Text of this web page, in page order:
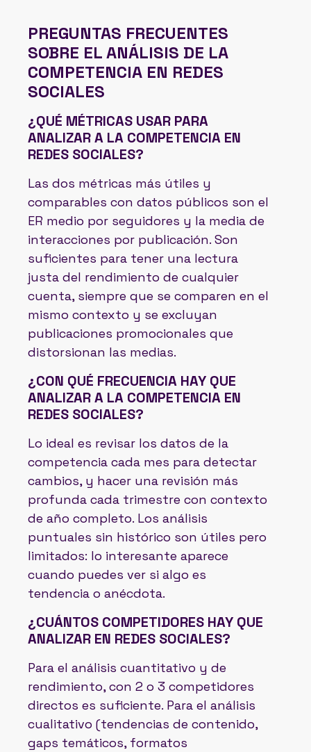
PREGUNTAS FRECUENTES
SOBRE EL ANÁLISIS DE LA
COMPETENCIA EN REDES
SOCIALES
¿QUÉ MÉTRICAS USAR PARA
ANALIZAR A LA COMPETENCIA EN
REDES SOCIALES?
Las dos métricas más útiles y
comparables con datos públicos son el
ER medio por seguidores y la media de
interacciones por publicación. Son
suficientes para tener una lectura
justa del rendimiento de cualquier
cuenta, siempre que se comparen en el
mismo contexto y se excluyan
publicaciones promocionales que
distorsionan las medias.
¿CON QUÉ FRECUENCIA HAY QUE
ANALIZAR A LA COMPETENCIA EN
REDES SOCIALES?
Lo ideal es revisar los datos de la
competencia cada mes para detectar
cambios, y hacer una revisión más
profunda cada trimestre con contexto
de año completo. Los análisis
puntuales sin histórico son útiles pero
limitados: lo interesante aparece
cuando puedes ver si algo es
tendencia o anécdota.
¿CUÁNTOS COMPETIDORES HAY QUE
ANALIZAR EN REDES SOCIALES?
Para el análisis cuantitativo y de
rendimiento, con 2 o 3 competidores
directos es suficiente. Para el análisis
cualitativo (tendencias de contenido,
gaps temáticos, formatos